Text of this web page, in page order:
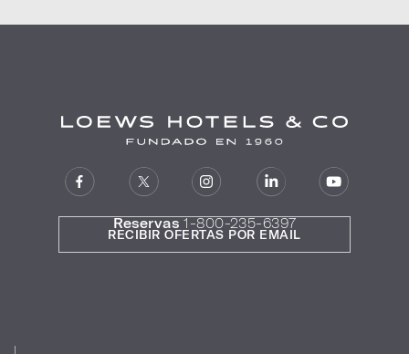
Reservas 1-800-235-6397
RECIBIR OFERTAS POR EMAIL